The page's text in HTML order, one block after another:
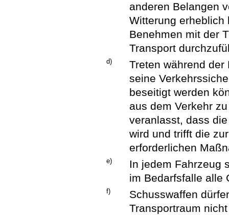
anderen Belangen
Witterung erheblich
Benehmen mit der
Transport
d)
Treten während
seine
beseitigt werden
aus dem Verkehr
veranlasst, dass
wird und trifft die
erforderlichen
e)
In jedem Fahrzeug
im Bedarfsfalle alle
f)
Schusswaffen
Transportraum